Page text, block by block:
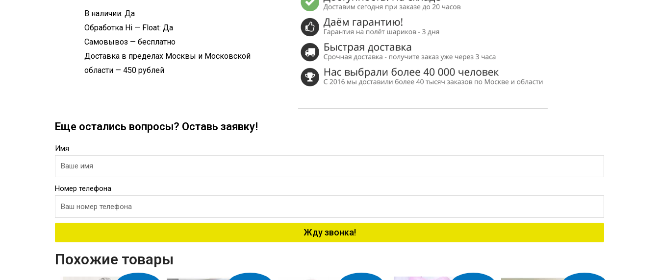
В наличии: Да
Обработка Hi — Float: Да
Самовывоз — бесплатно
Доставка в пределах Москвы и Московской
области — 450 рублей
Еще остались вопросы? Оставь заявку!
Имя
Номер телефона
Жду звонка!
Похожие товары